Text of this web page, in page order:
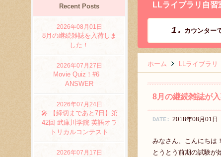
LLライブラリ自習
1. カウンター
→
ホーム LLライブラリ
8月の継続雑誌が
DATE: 2018年08月01日
みなさん、こんにちは！
とうとう前期の試験が
Recent Posts
2026年08月01日
8月の継続雑誌を入荷しま
した！
2026年07月27日
Movie Quiz！#6
ANSWER
2026年07月24日
🎤 【締切まであと7日】第
42回 武庫川学院 英語オラ
トリカルコンテスト
2026年07月17日